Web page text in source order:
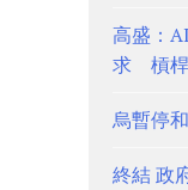
高盛：
求 槓桿
烏暫停
終結 政